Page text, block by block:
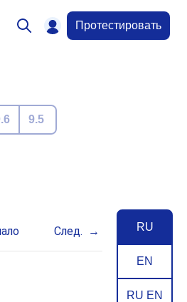
Протестировать
9.5
RU
EN
RU EN
След.